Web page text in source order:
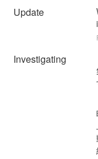
Update
Investigating